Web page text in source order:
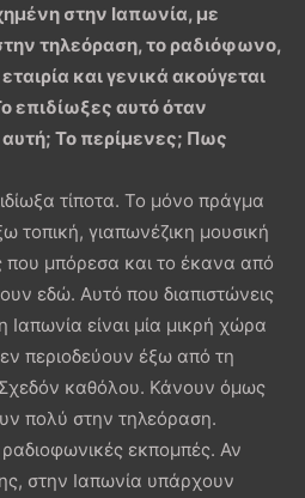
στην Ιαπωνία, με
τηλεόραση, το ραδιόφωνο,
και γενικά ακούγεται
επιδίωξες αυτό όταν
Το περίμενες; Πως
τίποτα. Το μόνο πράγμα
τοπική, γιαπωνέζικη μουσική
που μπόρεσα και το έκανα από
εδώ. Αυτό που διαπιστώνεις
Ιαπωνία είναι μία μικρή χώρα
περιοδεύουν έξω από τη
καθόλου. Κάνουν όμως
πολύ στην τηλεόραση.
εκπομπές. Αν
στην Ιαπωνία υπάρχουν